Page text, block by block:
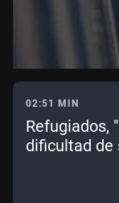
02:51 MIN
Refugiados,
dificultad de